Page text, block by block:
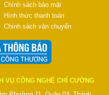
Chính sách bảo mật
Hình thức thanh toán
Chính sách vận chuyển
VỤ CÔNG NGHỆ CHÍ CƯỜNG